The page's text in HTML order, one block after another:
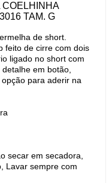
COELHINHA
TAM. G
de short.
feito de cirre com dois
ligado no short com
em botão,
para aderir na
secar em secadora,
Lavar sempre com